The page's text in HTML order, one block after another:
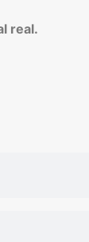
real.